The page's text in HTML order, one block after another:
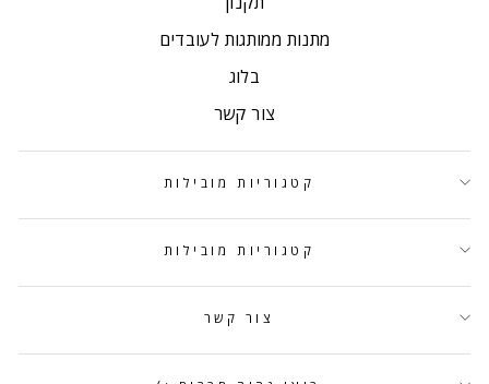
מתנות ממותגות לעובדים
בלוג
צור קשר
קטגוריות מובילות
קטגוריות מובילות
צור קשר